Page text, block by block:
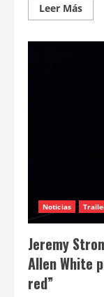
Leer MásLeer
más
Noticias
Jeremy
Allen White
red”